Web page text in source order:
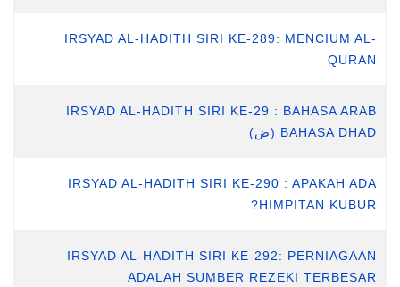
IRSYAD AL-HADITH SIRI KE-289: MENCIUM AL-
QURAN
IRSYAD AL-HADITH SIRI KE-29 : BAHASA ARAB
BAHASA DHAD (ض)
IRSYAD AL-HADITH SIRI KE-290 : APAKAH ADA
HIMPITAN KUBUR?
IRSYAD AL-HADITH SIRI KE-292: PERNIAGAAN
ADALAH SUMBER REZEKI TERBESAR